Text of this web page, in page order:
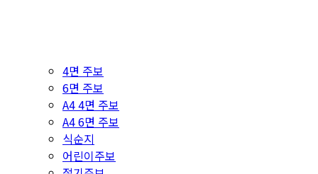
4면 주보
6면 주보
A4 4면 주보
A4 6면 주보
식순지
어린이주보